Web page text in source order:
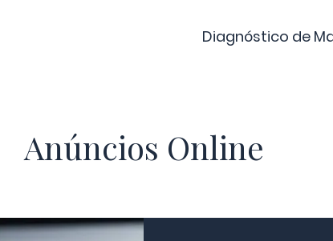
Diagnóstico de
Anúncios Online